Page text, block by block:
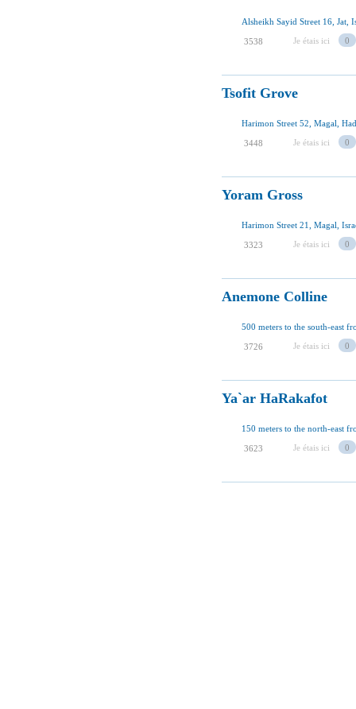
Alsheikh Sayid Street 16, Jat,
3538 Je étais ici 0
Tsofit Grove
Harimon Street 52, Magal,
3448 Je étais ici 0
Yoram Gross
Harimon Street 21, Magal,
3323 Je étais ici 0
Anemone Colline
500 meters to the south-east
3726 Je étais ici 0
Ya`ar HaRakafot
150 meters to the north-east
3623 Je étais ici 0